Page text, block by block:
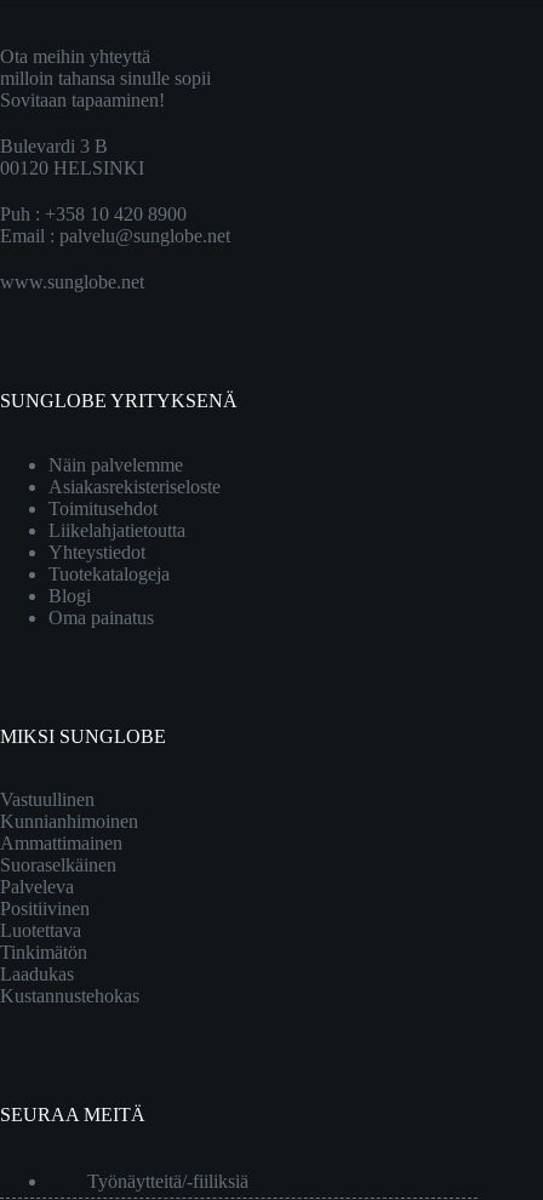
Ota meihin yhteyttä
milloin tahansa sinulle sopii
Sovitaan tapaaminen!
Bulevardi 3 B
00120 HELSINKI
Puh : +358 10 420 8900
Email : palvelu@sunglobe.net
www.sunglobe.net
SUNGLOBE YRITYKSENÄ
Näin palvelemme
Asiakasrekisteriseloste
Toimitusehdot
Liikelahjatietoutta
Yhteystiedot
Tuotekatalogeja
Blogi
Oma painatus
MIKSI SUNGLOBE
Vastuullinen
Kunnianhimoinen
Ammattimainen
Suoraselkäinen
Palveleva
Positiivinen
Luotettava
Tinkimätön
Laadukas
Kustannustehokas
SEURAA MEITÄ
Työnäytteitä/-fiiliksiä